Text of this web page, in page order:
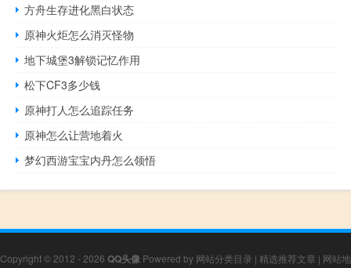
方舟生存进化黑白状态
原神火炬怎么消灭怪物
地下城堡3解锁记忆作用
松下CF3多少钱
原神打人怎么追踪任务
原神怎么让营地着火
梦幻西游宝宝内丹怎么领悟
Copyright © 2012 - 2026 QQ头像 Powered by 网站分类目录 | 精选推荐文章 | 网站地